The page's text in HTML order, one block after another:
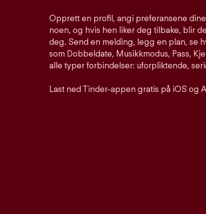
Opprett en profil, angi preferansene
noen, og hvis hen liker deg tilbake, blir
deg. Send en melding, legg en plan, se
som Dobbeldate, Musikkmodus, Pass,
alle typer forbindelser: uforpliktende,
Last ned Tinder-appen gratis på iOS og